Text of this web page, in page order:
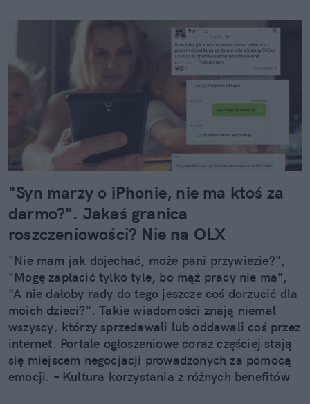
"Syn marzy o iPhonie, nie ma ktoś za
darmo?". Jakaś granica
roszczeniowości? Nie na OLX
"Nie mam jak dojechać, może pani przywiezie?",
"Mogę zapłacić tylko tyle, bo mąż pracy nie ma",
"A nie dałoby rady do tego jeszcze coś dorzucić dla
moich dzieci?". Takie wiadomości znają niemal
wszyscy, którzy sprzedawali lub oddawali coś przez
internet. Portale ogłoszeniowe coraz częściej stają
się miejscem negocjacji prowadzonych za pomocą
emocji. – Kultura korzystania z różnych benefitów